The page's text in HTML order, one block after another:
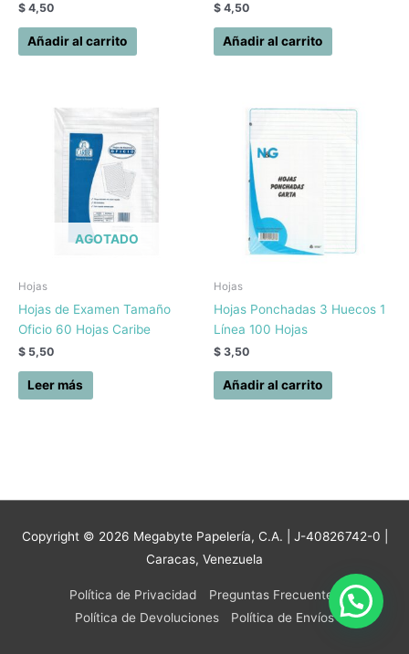
$ 4,50
Añadir al carrito
$ 4,50
Añadir al carrito
AGOTADO
Hojas
Hojas de Examen Tamaño
Oficio 60 Hojas Caribe
$ 5,50
Leer más
Hojas
Hojas Ponchadas 3 Huecos 1
Línea 100 Hojas
$ 3,50
Añadir al carrito
Copyright © 2026 Megabyte Papelería, C.A. | J-40826742-0 |
Caracas, Venezuela
Política de Privacidad
Preguntas Frecuentes
Política de Devoluciones
Política de Envíos